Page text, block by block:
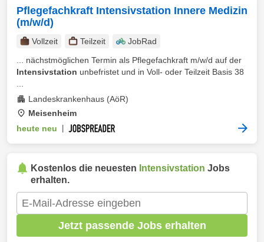
Pflegefachkraft Intensivstation Innere Medizin
(m/w/d)
Vollzeit Teilzeit
JobRad
... nächstmöglichen Termin als Pflegefachkraft m/w/d auf der
Intensivstation unbefristet und in Voll- oder Teilzeit Basis 38
Landeskrankenhaus (AöR)
Meisenheim
heute neu
Kostenlos die neuesten Intensivstation Jobs
erhalten.
Jetzt passende Jobs erhalten